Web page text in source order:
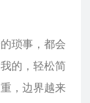
琐事，都会
的，轻松简
，边界越来